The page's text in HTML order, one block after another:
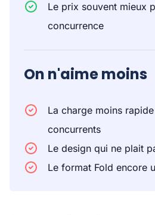
Le prix souvent mieux
concurrence
On n'aime moins
La charge moins
concurrents
Le design qui ne plait
Le format Fold encore